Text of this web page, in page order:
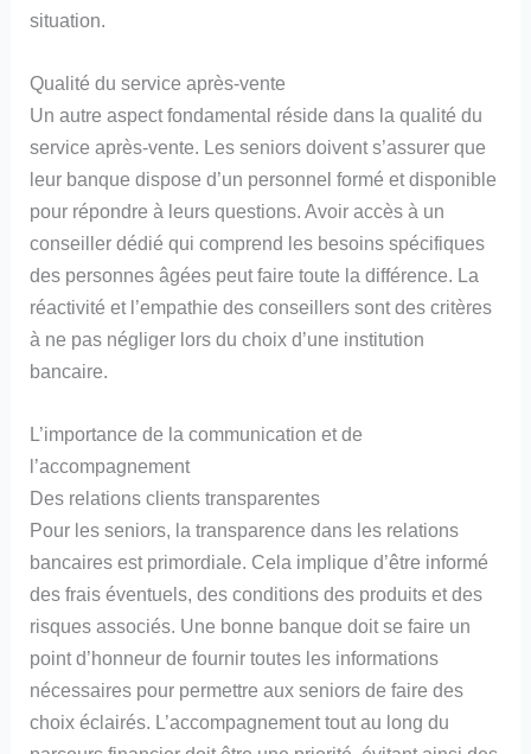
situation.
Qualité du service après-vente
Un autre aspect fondamental réside dans la qualité du
service après-vente. Les seniors doivent s’assurer que
leur banque dispose d’un personnel formé et disponible
pour répondre à leurs questions. Avoir accès à un
conseiller dédié qui comprend les besoins spécifiques
des personnes âgées peut faire toute la différence. La
réactivité et l’empathie des conseillers sont des critères
à ne pas négliger lors du choix d’une institution
bancaire.
L’importance de la communication et de
l’accompagnement
Des relations clients transparentes
Pour les seniors, la transparence dans les relations
bancaires est primordiale. Cela implique d’être informé
des frais éventuels, des conditions des produits et des
risques associés. Une bonne banque doit se faire un
point d’honneur de fournir toutes les informations
nécessaires pour permettre aux seniors de faire des
choix éclairés. L’accompagnement tout au long du